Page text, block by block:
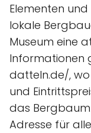
Elementen
lokale
Museum eine
Informationen
datteln.de/,
und
das
Adresse für